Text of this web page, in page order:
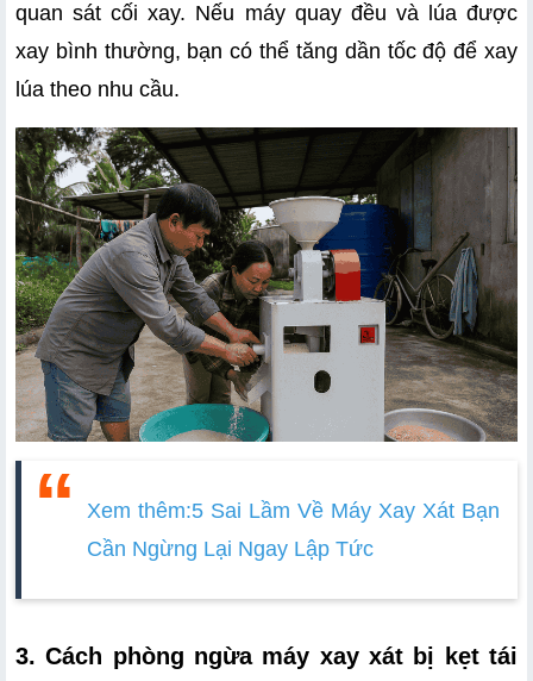
quan sát cối xay. Nếu máy quay đều và lúa được
xay bình thường, bạn có thể tăng dần tốc độ để xay
lúa theo nhu cầu.
Xem thêm:5 Sai Lầm Về Máy Xay Xát Bạn
Cần Ngừng Lại Ngay Lập Tức
3. Cách phòng ngừa máy xay xát bị kẹt tái